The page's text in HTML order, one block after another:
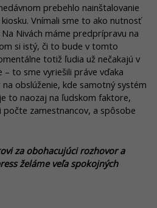
prebehlo nainštalovanie
Vnímali sme to ako nutnosť
Nivách máme predprípravu na
si istý, či to bude v tomto
totiž ľudia už nečakajú v
to sme vyriešili práve vďaka
obslúženie, kde samotný systém
to naozaj na ľudskom faktore,
počte zamestnancov, a spôsobe
za obohacujúci rozhovor a
želáme veľa spokojných